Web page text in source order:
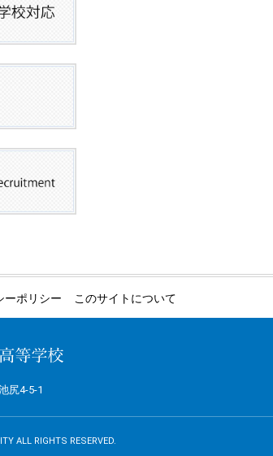
ーポリシー このサイトについて
尻4-5-1
ALL RIGHTS RESERVED.